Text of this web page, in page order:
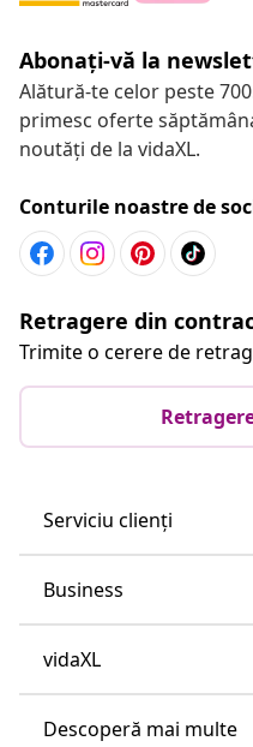
Abonați-vă la
Alătură-te celor peste
primesc oferte
noutăți de la vidaXL.
Conturile noastre de
Retragere din
Trimite o cerere de
Serviciu clienți
Business
vidaXL
Descoperă mai multe